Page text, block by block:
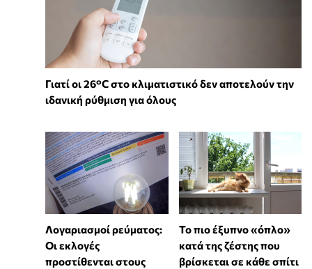
Γιατί οι 26°C στο κλιματιστικό δεν αποτελούν την
ιδανική ρύθμιση για όλους
Λογαριασμοί ρεύματος:
Οι εκλογές
προστίθενται στους
To πιο έξυπνο «όπλο»
κατά της ζέστης που
βρίσκεται σε κάθε σπίτι